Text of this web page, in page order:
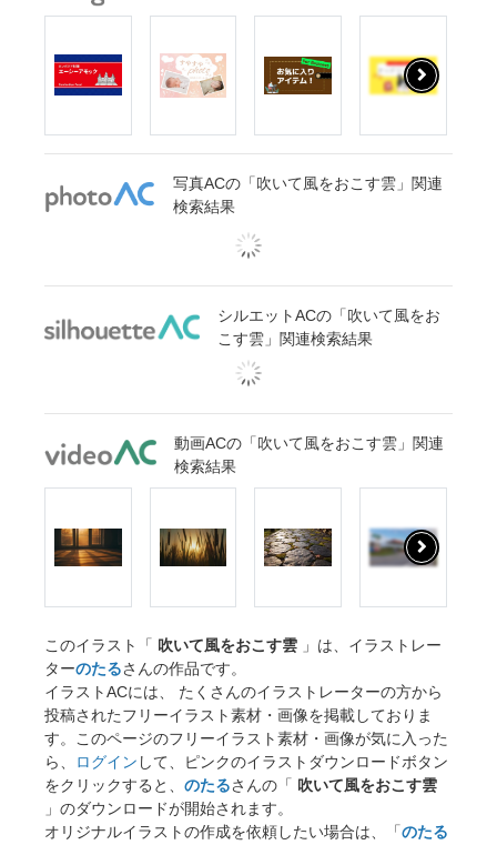
写真ACの「吹いて風をおこす雲」関連
検索結果
シルエットACの「吹いて風をお
こす雲」関連検索結果
動画ACの「吹いて風をおこす雲」関連
検索結果
このイラスト「 吹いて風をおこす雲 」は、イラストレー
ターのたるさんの作品です。
イラストACには、 たくさんのイラストレーターの方から
投稿されたフリーイラスト素材・画像を掲載しておりま
す。このページのフリーイラスト素材・画像が気に入った
ら、
ログイン して、ピンクのイラストダウンロードボタン
をクリックすると、 のたるさんの「 吹いて風をおこす雲
」のダウンロードが開始されます。
オリジナルイラストの作成を依頼したい場合は、「のたる